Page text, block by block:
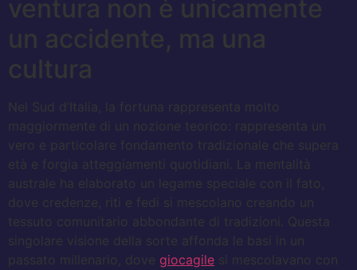
ventura non è unicamente
un accidente, ma una
cultura
Nel Sud d’Italia, la fortuna rappresenta molto
maggiormente di un nozione teorico: rappresenta un
vero e particolare fondamento tradizionale che supera
età e forgia atteggiamenti quotidiani. La mentalità
australe ha elaborato un legame speciale con il fato,
dove credenze, riti e fedi si mescolano creando un
tessuto comunitario abbondante di tradizioni. Questa
singolare visione della sorte affonda le basi in un
passato millenario, dove giocagile si mescolavano con